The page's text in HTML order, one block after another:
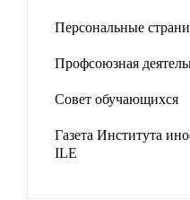
Персональные
Профсоюзная
Совет обучающихся
Газета Института
ILE